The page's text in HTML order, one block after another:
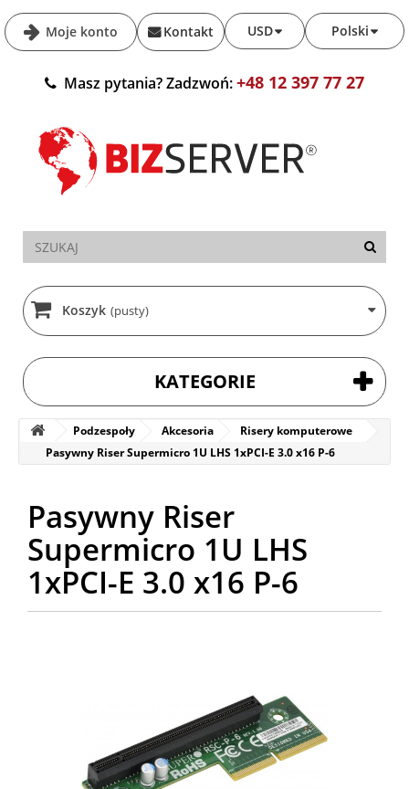
Moje konto Polski
USD
Kontakt
Masz pytania? Zadzwoń:+48 12 397 77 27
Koszyk (pusty)
KATEGORIE
Podzespoły Akcesoria
Risery komputerowe
Pasywny Riser Supermicro 1U LHS 1xPCI-E 3.0 x16 P-6
Pasywny Riser
Supermicro 1U LHS
1xPCI-E 3.0 x16 P-6